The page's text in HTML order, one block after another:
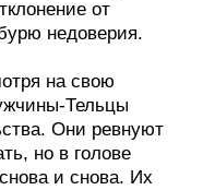
от
недоверия.
на свою
Тельцы
Они ревнуют
но в голове
и снова. Их